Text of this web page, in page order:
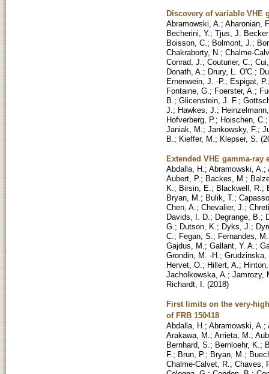
Discovery of variable VHE
Abramowski, A. ; Aharonian,
Becherini, Y. ; Tjus, J. Becker
Boisson, C. ; Bolmont, J. ;
Chakraborty, N. ; Chalme-
Conrad, J. ; Couturier, C. ;
Donath, A. ; Drury, L. O'C. ;
Ernenwein, J. -P. ; Espigat, P.
Fontaine, G. ; Foerster, A. ;
B. ; Glicenstein, J. F. ;
J. ; Hawkes, J. ;
Hofverberg, P. ; Hoischen, C.
Janiak, M. ; Jankowsky, F. ;
B. ; Kieffer, M. ; Klepser, S. (
Extended VHE gamma-ray
Abdalla, H. ; Abramowski, A. ;
Aubert, P. ; Backes, M. ;
K. ; Birsin, E. ; Blackwell, R. ;
Bryan, M. ; Bulik, T. ;
Chen, A. ; Chevalier, J. ;
Davids, I. D. ; Degrange, B. ;
G. ; Dutson, K. ; Dyks, J. ;
C. ; Fegan, S. ; Fernandes,
Gajdus, M. ; Gallant, Y. A. ;
Grondin, M. -H. ; Grudzinska,
Hervet, O. ; Hillert, A. ;
Jacholkowska, A. ; Jamrozy,
Richardt, I. (2018)
First limits on the very-
of FRB 150418
Abdalla, H. ; Abramowski, A. ;
Arakawa, M. ; Arrieta, M. ;
Bernhard, S. ; Bernloehr, K. ;
F. ; Brun, P. ; Bryan, M. ;
Chalme-Calvet, R. ; Chaves,